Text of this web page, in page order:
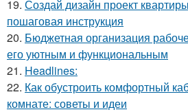
19. Создай дизайн проект
пошаговая инструкция
20. Бюджетная организация
его уютным и функциональным
21. Headlines:
22. Как обустроить комфортный
комнате: советы и идеи